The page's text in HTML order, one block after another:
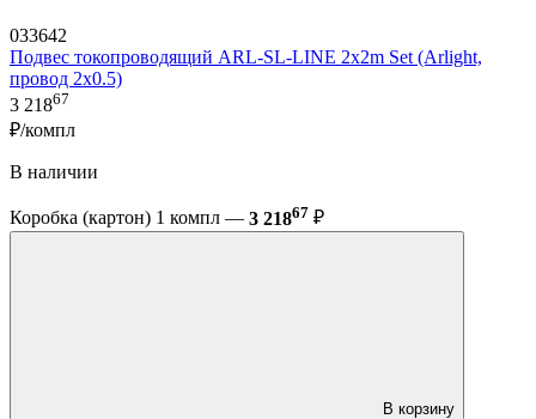
033642
Подвес токопроводящий ARL-SL-LINE 2x2m Set (Arlight,
провод 2x0.5)
3 21867
₽/компл
В наличии
Коробка (картон) 1 компл — 3 21867 ₽
В корзину